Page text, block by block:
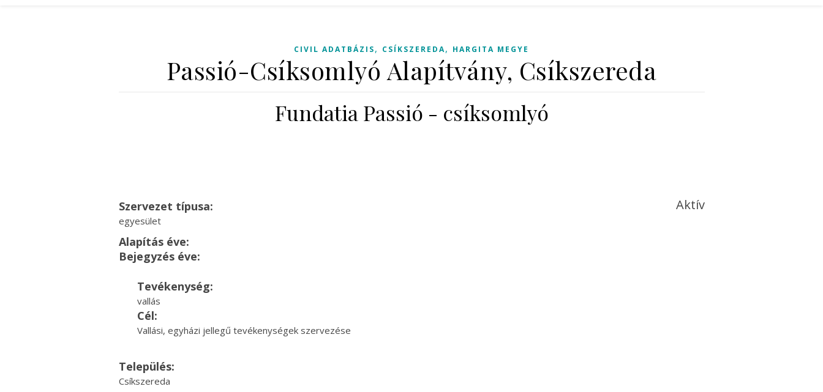
CIVIL ADATBÁZIS, CSÍKSZEREDA, HARGITA MEGYE
Passió-Csíksomlyó Alapítvány, Csíkszereda
Fundatia Passió - csíksomlyó
Szervezet típusa:
egyesület
Aktív
Alapítás éve:
Bejegyzés éve:
Tevékenység:
vallás
Cél:
Vallási, egyházi jellegű tevékenységek szervezése
Település:
Csíkszereda